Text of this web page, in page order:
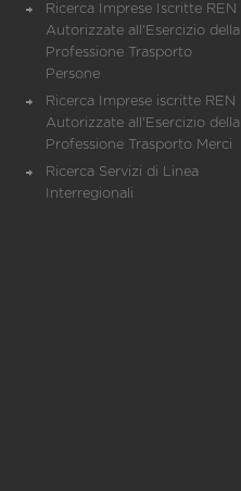
Ricerca Imprese Iscritte REN
Autorizzate all'Esercizio della
Professione Trasporto
Persone
Ricerca Imprese iscritte REN
Autorizzate all'Esercizio della
Professione Trasporto Merci
Ricerca Servizi di Linea
Interregionali